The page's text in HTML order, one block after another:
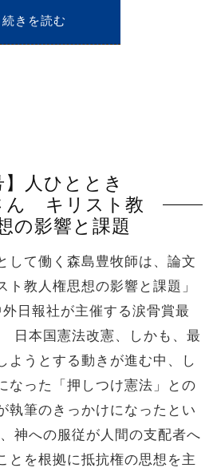
続きを読む
】人ひととき
ん キリスト教
の影響と課題
て働く森島豊牧師は、論文
ト教人権思想の影響と課題」
日報社が主催する涙骨賞最
本国憲法改憲、しかも、最
ようとする動きが進む中、し
なった「押しつけ憲法」との
執筆のきっかけになったとい
神への服従が人間の支配者へ
とを根拠に抵抗権の思想を主